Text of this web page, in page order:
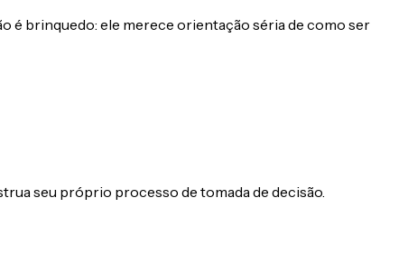
é brinquedo: ele merece orientação séria de como ser
seu próprio processo de tomada de decisão.